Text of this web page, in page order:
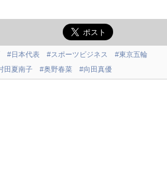
#日本代表 #スポーツビジネス
#東京五輪
田夏南子 #奥野春菜 #向田真優